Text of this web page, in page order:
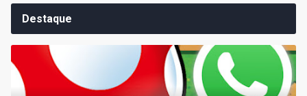
Destaque